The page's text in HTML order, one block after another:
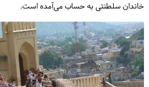
خاندان سلطنتی به حساب می‌آمده است.